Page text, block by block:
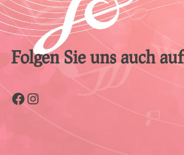
Folgen Sie uns auch auf
Facebook
Instagram